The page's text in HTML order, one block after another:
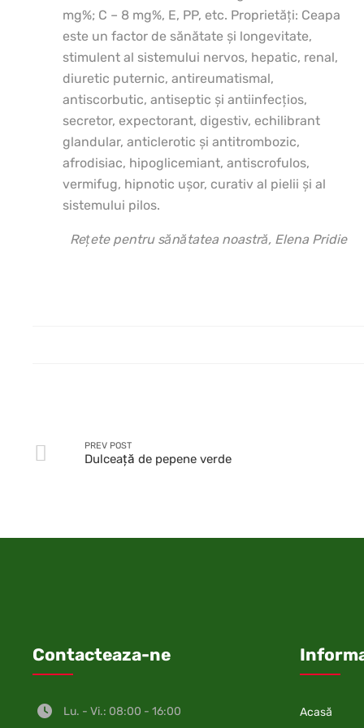
mg%; C – 8 mg%, E, PP, etc. Proprietăţi: Ceapa
este un factor de sănătate şi longevitate,
stimulent al sistemului nervos, hepatic, renal,
diuretic puternic, antireumatismal,
antiscorbutic, antiseptic şi antiinfecţios,
secretor, expectorant, digestiv, echilibrant
glandular, anticlerotic şi antitrombozic,
afrodisiac, hipoglicemiant, antiscrofulos,
vermifug, hipnotic uşor, curativ al pielii şi al
sistemului pilos.
Rețete pentru sănătatea noastră, Elena Pridie
PREV POST
Dulceaţă de pepene verde
Contacteaza-ne
Lu. - Vi.: 08:00 - 16:00 Acasă